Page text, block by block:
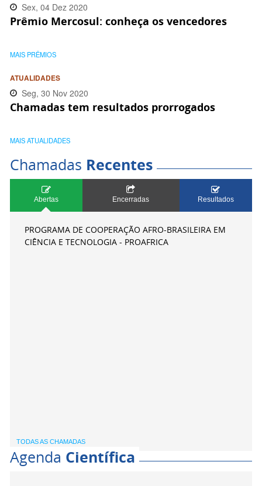
Sex, 04 Dez 2020
12:05:00 -0300
Prêmio Mercosul: conheça os vencedores
MAIS PRÊMIOS
ATUALIDADES
Seg, 30 Nov 2020
17:25:00 -0300
Chamadas tem resultados prorrogados
MAIS ATUALIDADES
Chamadas Recentes
Abertas Encerradas Resultados
PROGRAMA DE COOPERAÇÃO AFRO-BRASILEIRA EM
CIÊNCIA E TECNOLOGIA - PROAFRICA
TODAS AS CHAMADAS
Agenda Científica